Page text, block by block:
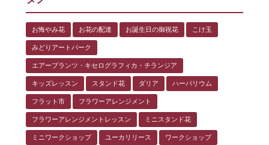
お悔やみ花 お花の配達 お誕生日の御祝花 こけ玉
みどりアートパーク
エアープランツ・キセログラフィカ・チランジア
キッズレッスン スタンド花 ダリア ハーバリウム
フラット市 フラワーアレンジメント
フラワーアレンジメントレッスン ミニスタンド花
ミニワークショップ ユーカリリース ワークショップ